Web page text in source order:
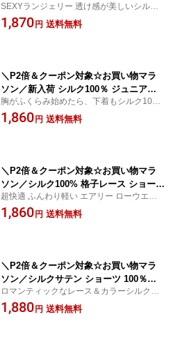
ツ 100％シルククロッチ セクシー フラ
ワーレース スカラップ 透け感 アンティ
SEXYランジェリー 透け感が美しいシルク
ショーツ☆別売りお揃いブラあり☆やさし
いフィット感 痛くならない 絹 下着 吸湿速
1,870円 送料無料
＼P2倍＆クーポン対象☆お買い物マラ
ソン／新入荷 シルク100％ ジュニアシ
ョーツ 女の子 9歳〜 下着 セットアップ
可 ファーストステップ期 キッズ パンツ
胸がふくらみ始めたら、下着もシルク10
0％に。デリケートな成長期の肌を優しく包
む「ファーストステップ期」専用ショー
1,860円 送料無料
＼P2倍＆クーポン対象☆お買い物マラ
ソン／シルク100% 格子レース ショーツ
スタンダード ローライズ 超軽量 シンプ
ル フルバック レディース インナー 絹
超快適 ふんわり軽い エアリー ローウエス
ト 冷えとり 乾燥肌 ベタつかない サラサラ
通気性 女性下着 シルク下着 UVカット 紫外
1,860円 送料無料
＼P2倍＆クーポン対象☆お買い物マラ
ソン／シルクサテン ショーツ 100％シ
ルククロッチ 配色レース バックチュー
ルレース 透け感 甘ロリ ちょい甘 セク
ロマンティックなレース＆カラーシルクシ
ョーツでSWEET気分☆別売りお揃いブラあ
り☆痛くならない 絹 下着 吸湿速乾 快適 高
1,880円 送料無料